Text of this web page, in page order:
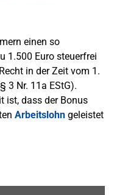
einen so
1.500 Euro steuerfrei
in der Zeit vom 1.
3 Nr. 11a EStG).
ist, dass der Bonus
Arbeitslohn geleistet